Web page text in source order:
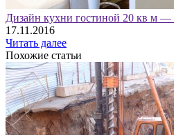
Дизайн кухни гостиной 20 кв м —
17.11.2016
Читать далее
Похожие статьи